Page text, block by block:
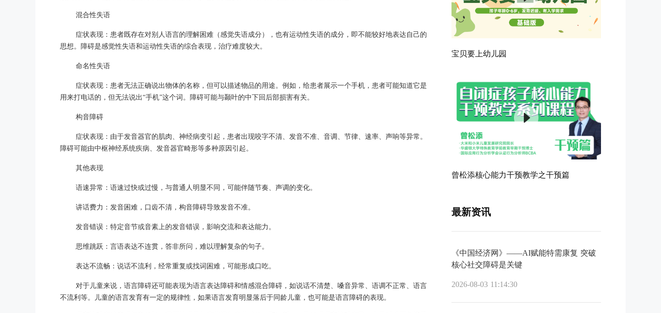
混合性失语
症状表现：患者既存在对别人语言的理解困难（感觉失语成分），也有运动性失语的成分，即不能较好地表达自己的
思想。障碍是感觉性失语和运动性失语的综合表现，治疗难度较大。
命名性失语
症状表现：患者无法正确说出物体的名称，但可以描述物品的用途。例如，给患者展示一个手机，患者可能知道它是
用来打电话的，但无法说出“手机”这个词。障碍可能与颞叶的中下回后部损害有关。
构音障碍
症状表现：由于发音器官的肌肉、神经病变引起，患者出现咬字不清、发音不准、音调、节律、速率、声响等异常。
障碍可能由中枢神经系统疾病、发音器官畸形等多种原因引起。
其他表现
语速异常：语速过快或过慢，与普通人明显不同，可能伴随节奏、声调的变化。
讲话费力：发音困难，口齿不清，构音障碍导致发音不准。
发音错误：特定音节或音素上的发音错误，影响交流和表达能力。
思维跳跃：言语表达不连贯，答非所问，难以理解复杂的句子。
表达不流畅：说话不流利，经常重复或找词困难，可能形成口吃。
对于儿童来说，语言障碍还可能表现为语言表达障碍和情感混合障碍，如说话不清楚、嗓音异常、语调不正常、语言
不流利等。儿童的语言发育有一定的规律性，如果语言发育明显落后于同龄儿童，也可能是语言障碍的表现。
宝贝要上幼儿园
曾松添核心能力干预教学之干预篇
最新资讯
《中国经济网》——AI赋能特需康复 突破
核心社交障碍是关键
2026-08-03 11:14:30